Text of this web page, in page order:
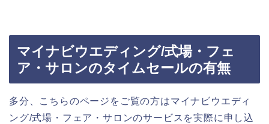
マイナビウエディング/式場・フェ
ア・サロンのタイムセールの有無
多分、こちらのページをご覧の方はマイナビウエディ
ング/式場・フェア・サロンのサービスを実際に申し込